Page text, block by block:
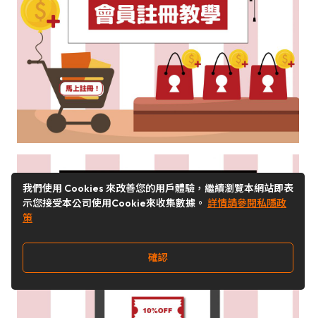
我們使用 Cookies 來改善您的用戶體驗，繼續瀏覽本網站即表
示您接受本公司使用Cookie來收集數據。 詳情請參閱私隱政
策
確認